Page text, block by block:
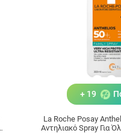
+ 19
La Roche Posay
Αντηλιακό Spray Για